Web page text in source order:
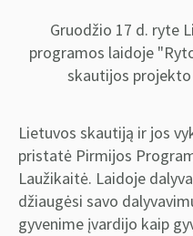
Gruodžio 17 d. ryte
programos laidoje
skautijos projekto
Lietuvos skautiją ir jos
pristatė Pirmijos
Laužikaitė. Laidoje
džiaugėsi savo
gyvenime įvardijo kaip